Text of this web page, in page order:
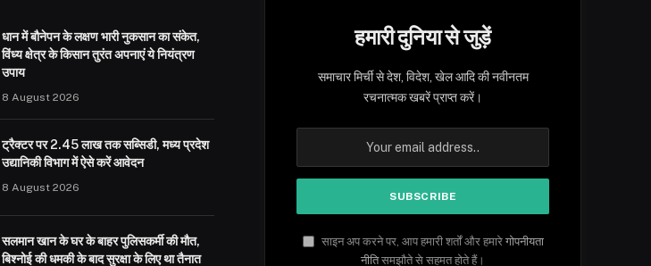
धान में बौनेपन के लक्षण भारी नुकसान का संकेत,
विंध्य क्षेत्र के किसान तुरंत अपनाएं ये नियंत्रण
उपाय
8 August 2026
ट्रैक्टर पर 2.45 लाख तक सब्सिडी, मध्य प्रदेश
उद्यानिकी विभाग में ऐसे करें आवेदन
8 August 2026
सलमान खान के घर के बाहर पुलिसकर्मी की मौत,
बिश्नोई की धमकी के बाद सुरक्षा के लिए था तैनात
हमारी दुनिया से जुड़ें
समाचार मिर्ची से देश, विदेश, खेल आदि की नवीनतम
रचनात्मक खबरें प्राप्त करें।
साइन अप करने पर, आप हमारी शर्तों और हमारे गोपनीयता
नीतिसमझौते से सहमत होते हैं।